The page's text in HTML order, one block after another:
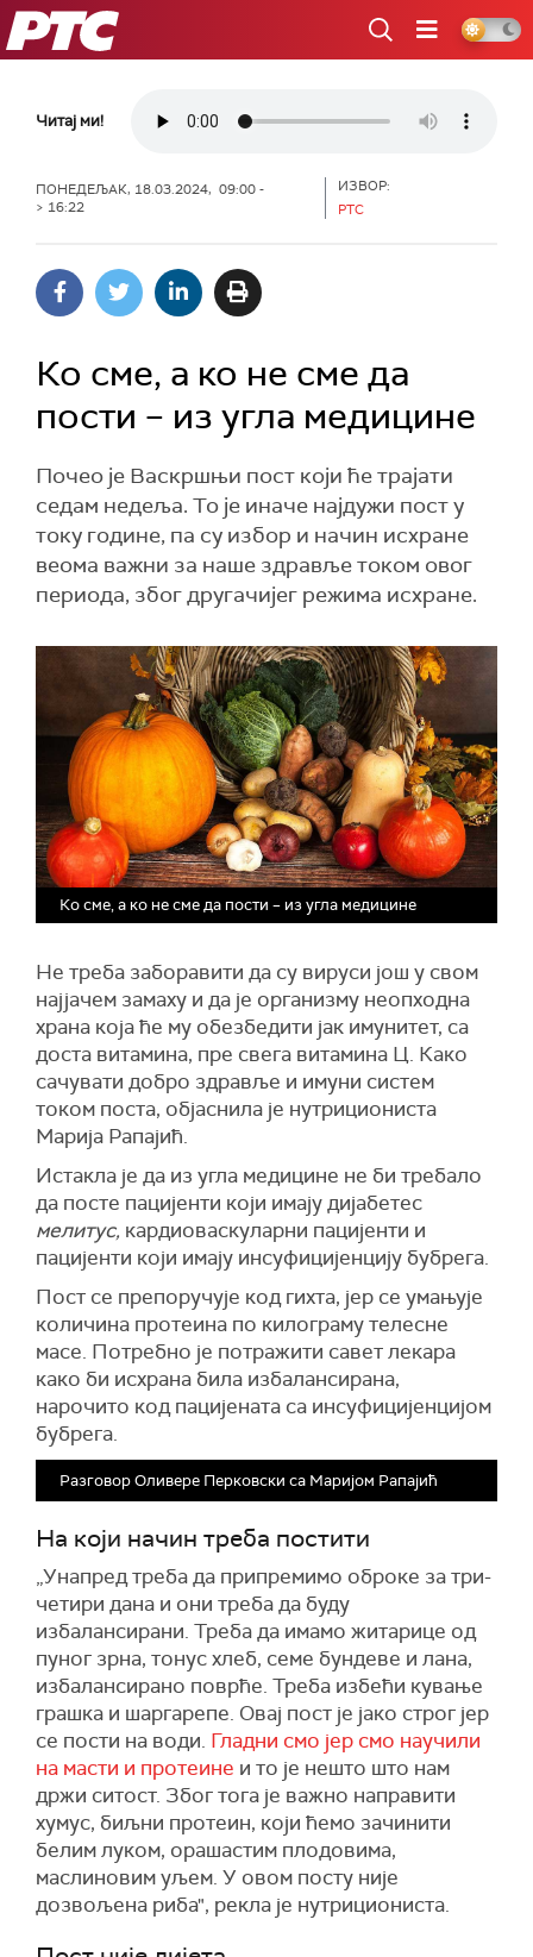
РТС
Читај ми!
ПОНЕДЕЉАК, 18.03.2024, 09:00 -
> 16:22
ИЗВОР:
РТС
Ко сме, а ко не сме да
пости – из угла медицине
Почео је Васкршњи пост који ће трајати
седам недеља. То је иначе најдужи пост у
току године, па су избор и начин исхране
веома важни за наше здравље током овог
периода, због другачијег режима исхране.
Ко сме, а ко не сме да пости – из угла медицине
Не треба заборавити да су вируси још у свом
најјачем замаху и да је организму неопходна
храна која ће му обезбедити јак имунитет, са
доста витамина, пре свега витамина Ц. Како
сачувати добро здравље и имуни систем
током поста, објаснила је нутрициониста
Марија Рапајић.
Истакла је да из угла медицине не би требало
да посте пацијенти који имају дијабетес
мелитус, кардиоваскуларни пацијенти и
пацијенти који имају инсуфицијенцију бубрега.
Пост се препоручује код гихта, јер се умањује
количина протеина по килограму телесне
масе. Потребно је потражити савет лекара
како би исхрана била избалансирана,
нарочито код пацијената са инсуфицијенцијом
бубрега.
Разговор Оливере Перковски са Маријом Рапајић
На који начин треба постити
„Унапред треба да припремимо оброке за три-
четири дана и они треба да буду
избалансирани. Треба да имамо житарице од
пуног зрна, тонус хлеб, семе бундеве и лана,
избалансирано поврће. Треба избећи кување
грашка и шаргарепе. Овај пост је јако строг јер
се пости на води. Гладни смо јер смо научили
на масти и протеине и то је нешто што нам
држи ситост. Због тога је важно направити
хумус, биљни протеин, који ћемо зачинити
белим луком, орашастим плодовима,
маслиновим уљем. У овом посту није
дозвољена риба", рекла је нутрициониста.